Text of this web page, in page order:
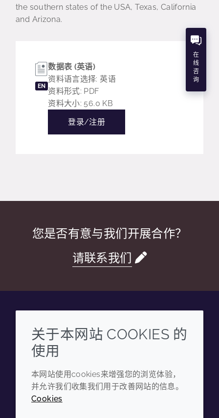
the southern states of the USA, Texas, California
and Arizona.
EN
数据表 (英语)
资料语言选择: 英语
资料形式: PDF
资料大小: 56.0 KB
登录/注册
您是否有意与我们开展合作？
请联系我们
WechatYouku Zhihu Tiktok
企业
年度报告
可持续发展报告
条款和条件
隐私政策
关于本网站 COOKIES 的
使用
本网站使用cookies来增强您的浏览体验，
并允许我们收集我们用于改善网站的信息。
Cookies
在
线
咨
询